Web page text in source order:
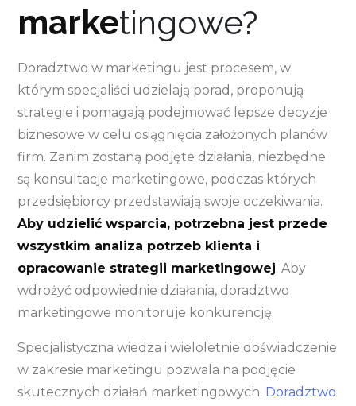
marketingowe?
Doradztwo w marketingu jest procesem, w
którym specjaliści udzielają porad, proponują
strategie i pomagają podejmować lepsze decyzje
biznesowe w celu osiągnięcia założonych planów
firm. Zanim zostaną podjęte działania, niezbędne
są konsultacje marketingowe, podczas których
przedsiębiorcy przedstawiają swoje oczekiwania.
Aby udzielić wsparcia, potrzebna jest przede
wszystkim analiza potrzeb klienta i
opracowanie strategii marketingowej. Aby
wdrożyć odpowiednie działania, doradztwo
marketingowe monitoruje konkurencję.
Specjalistyczna wiedza i wieloletnie doświadczenie
w zakresie marketingu pozwala na podjęcie
skutecznych działań marketingowych. Doradztwo